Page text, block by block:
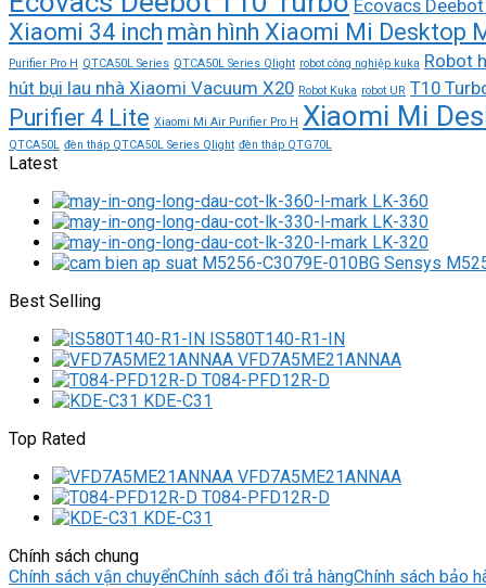
Ecovacs
Xiaomi 34 inch màn hình Xiaomi Mi Desktop
Purifier Pro H QTCA50L Series QTCA50L Series Qlight robot công nghiệp kuka Robot
hút bụi lau nhà Xiaomi Vacuum X20 Robot Kuka robot UR T10
Purifier 4 Lite Xiaomi Mi Air Purifier Pro H Xiaomi Mi
QTCA50L đèn tháp QTCA50L Series Qlight đèn tháp QTG70L
Latest
LK-360
LK-330
LK-320
Best Selling
IS580T140-R1-IN
VFD7A5ME21ANNAA
T084-PFD12R-D
KDE-C31
Top Rated
VFD7A5ME21ANNAA
T084-PFD12R-D
KDE-C31
Chính sách chung
Chính sách vận chuyểnChính sách đổi trả hàngChính sách bảo